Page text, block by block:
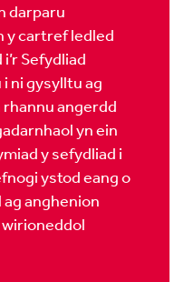
darparu
y cartref ledled
Sefydliad
ni gysylltu ag
rhannu angerdd
yn ein
y sefydliad i
ystod eang o
ag anghenion